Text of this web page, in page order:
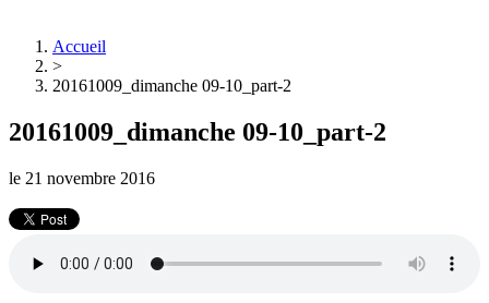
Accueil
>
20161009_dimanche 09-10_part-2
20161009_dimanche 09-10_part-2
le 21 novembre 2016